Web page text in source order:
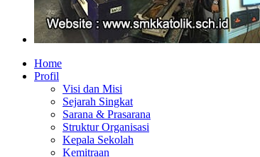
Home
Profil
Visi dan Misi
Sejarah Singkat
Sarana & Prasarana
Struktur Organisasi
Kepala Sekolah
Kemitraan